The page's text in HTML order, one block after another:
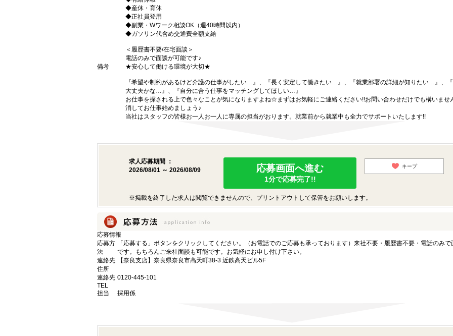
◆産休・育休
◆正社員登用
◆副業・Wワーク相談OK（週40時間以内）
◆ガソリン代含め交通費全額支給
＜履歴書不要/在宅面談＞
電話のみで面談が可能です♪
備考
★安心して働ける環境が大切★
『希望や制約があるけど介護の仕事がしたい…』、『長く安定して働きたい…』、『就業部署の詳細が知りたい…』、
大丈夫かな…』、『自分に合う仕事をマッチングしてほしい…』
お仕事を探される上で色々なことが気になりますよね☆まずはお気軽にご連絡ください!!お問い合わせだけでも構いませ
消してお仕事始めましょう♪
当社はスタッフの皆様お一人お一人に専属の担当がおります。就業前から就業中も全力でサポートいたします!!
求人応募期間 ：
2026/08/01 ～ 2026/08/09
応募画面へ進む
1分で応募完了!!
キープ
※掲載を終了した求人は閲覧できませんので、プリントアウトして保管をお願いします。
応募情報
応募方
法
「応募する」ボタンをクリックしてください。（お電話でのご応募も承っております）来社不要・履歴書不要・電話のみで
です。もちろんご来社面談も可能です。お気軽にお申し付け下さい。
連絡先
住所
【奈良支店】奈良県奈良市高天町38-3 近鉄高天ビル5F
連絡先
TEL
0120-445-101
担当 採用係